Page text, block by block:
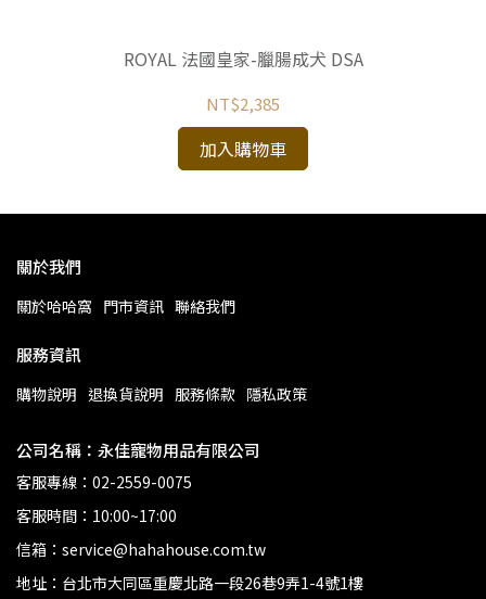
ROYAL 法國皇家-臘腸成犬 DSA
NT$2,385
加入購物車
關於我們
關於哈哈窩 門市資訊 聯絡我們
服務資訊
購物說明 退換貨說明 服務條款 隱私政策
公司名稱：永佳寵物用品有限公司
客服專線：02-2559-0075
客服時間：10:00~17:00
信箱：service@hahahouse.com.tw
地址：台北市大同區重慶北路一段26巷9弄1-4號1樓